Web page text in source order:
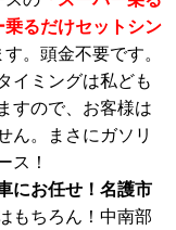
乗るだけセットシン
。頭金不要です。
イミングは私ども
すので、お客様は
ん。まさにガソリ
ス！
にお任せ！名護市
もちろん！中南部